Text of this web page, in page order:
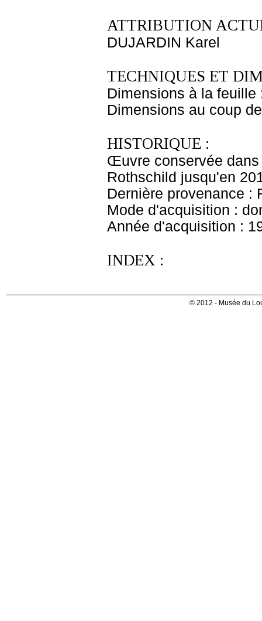
ATTRIBUTION
DUJARDIN Karel
TECHNIQUES ET
Dimensions à la
Dimensions au coup
HISTORIQUE :
Œuvre conservée dans
Rothschild jusqu'en
Dernière provenance :
Mode d'acquisition :
Année d'acquisition :
INDEX :
© 2012 - Musée du